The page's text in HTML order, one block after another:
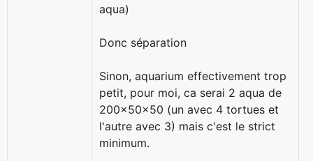
aqua)
Donc séparation
Sinon, aquarium effectivement trop
petit, pour moi, ca serai 2 aqua de
200x50x50 (un avec 4 tortues et
l'autre avec 3) mais c'est le strict
minimum.